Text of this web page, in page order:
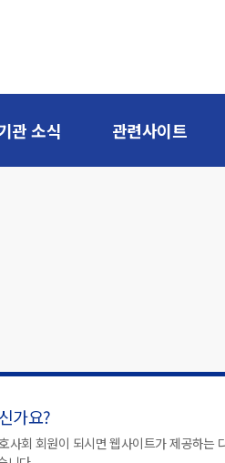
관 소식 관련사이트
가요?
사회 회원이 되시면 웹사이트가 제공하는